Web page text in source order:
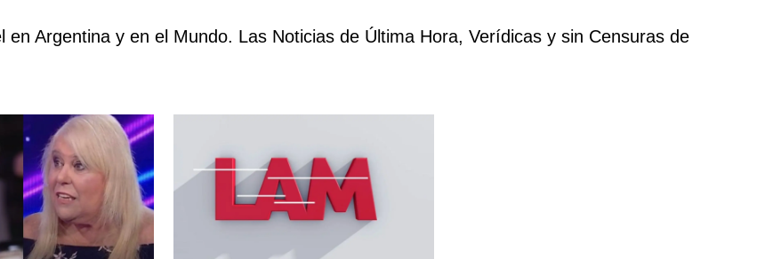
Argentina y en el Mundo. Las Noticias de Última Hora, Verídicas y sin Censuras de